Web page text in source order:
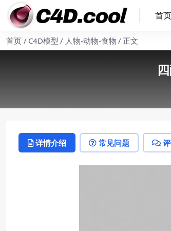
首页
首页 C4D模型 人物-动物-食物 正文
详情介绍 常见问题